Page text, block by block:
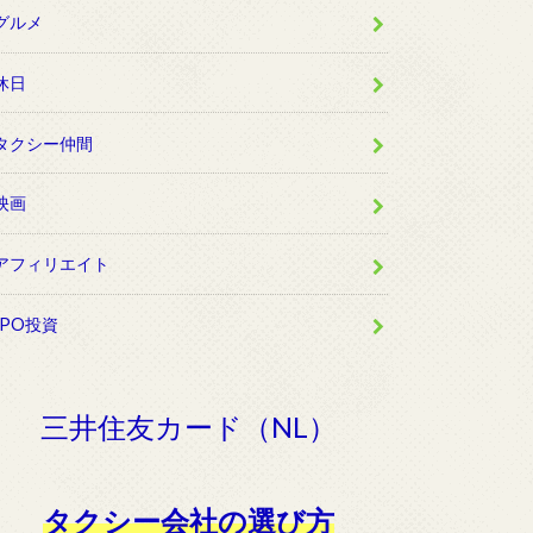
ルメ
日
クシー仲間
画
フィリエイト
投資
三井住友カード（NL）
タクシー会社の選び方